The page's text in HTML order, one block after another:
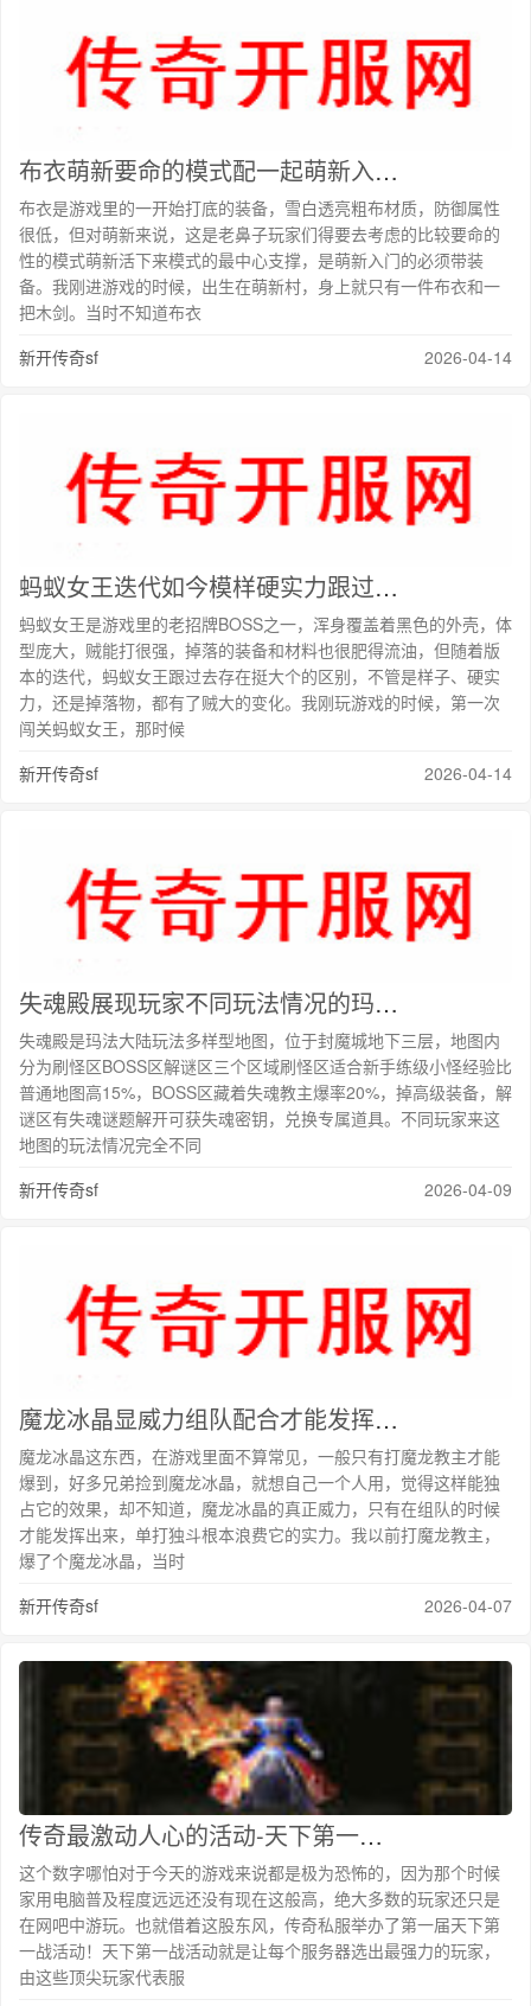
布衣萌新要命的模式配一起萌新入门必选的打底的活下来装备
布衣是游戏里的一开始打底的装备，雪白透亮粗布材质，防御属性
很低，但对萌新来说，这是老鼻子玩家们得要去考虑的比较要命的
性的模式萌新活下来模式的最中心支撑，是萌新入门的必须带装
备。我刚进游戏的时候，出生在萌新村，身上就只有一件布衣和一
把木剑。当时不知道布衣
新开传奇sf
2026-04-14
蚂蚁女王迭代如今模样硬实力跟过去大不一样
蚂蚁女王是游戏里的老招牌BOSS之一，浑身覆盖着黑色的外壳，体
型庞大，贼能打很强，掉落的装备和材料也很肥得流油，但随着版
本的迭代，蚂蚁女王跟过去存在挺大个的区别，不管是样子、硬实
力，还是掉落物，都有了贼大的变化。我刚玩游戏的时候，第一次
闯关蚂蚁女王，那时候
新开传奇sf
2026-04-14
失魂殿展现玩家不同玩法情况的玛法地图故事
失魂殿是玛法大陆玩法多样型地图，位于封魔城地下三层，地图内
分为刷怪区BOSS区解谜区三个区域刷怪区适合新手练级小怪经验比
普通地图高15%，BOSS区藏着失魂教主爆率20%，掉高级装备，解
谜区有失魂谜题解开可获失魂密钥，兑换专属道具。不同玩家来这
地图的玩法情况完全不同
新开传奇sf
2026-04-09
魔龙冰晶显威力组队配合才能发挥最大效果
魔龙冰晶这东西，在游戏里面不算常见，一般只有打魔龙教主才能
爆到，好多兄弟捡到魔龙冰晶，就想自己一个人用，觉得这样能独
占它的效果，却不知道，魔龙冰晶的真正威力，只有在组队的时候
才能发挥出来，单打独斗根本浪费它的实力。我以前打魔龙教主，
爆了个魔龙冰晶，当时
新开传奇sf
2026-04-07
传奇最激动人心的活动-天下第一战！高手齐聚，登陆35级
这个数字哪怕对于今天的游戏来说都是极为恐怖的，因为那个时候
家用电脑普及程度远远还没有现在这般高，绝大多数的玩家还只是
在网吧中游玩。也就借着这股东风，传奇私服举办了第一届天下第
一战活动！天下第一战活动就是让每个服务器选出最强力的玩家，
由这些顶尖玩家代表服